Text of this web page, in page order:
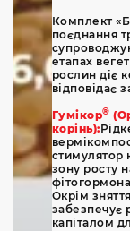
Комплект
поєднання
етапах
рослин діє
відповідає
Гумікор®
корінь):
стимулятор
зону росту
Окрім
забезпечує
капіталом